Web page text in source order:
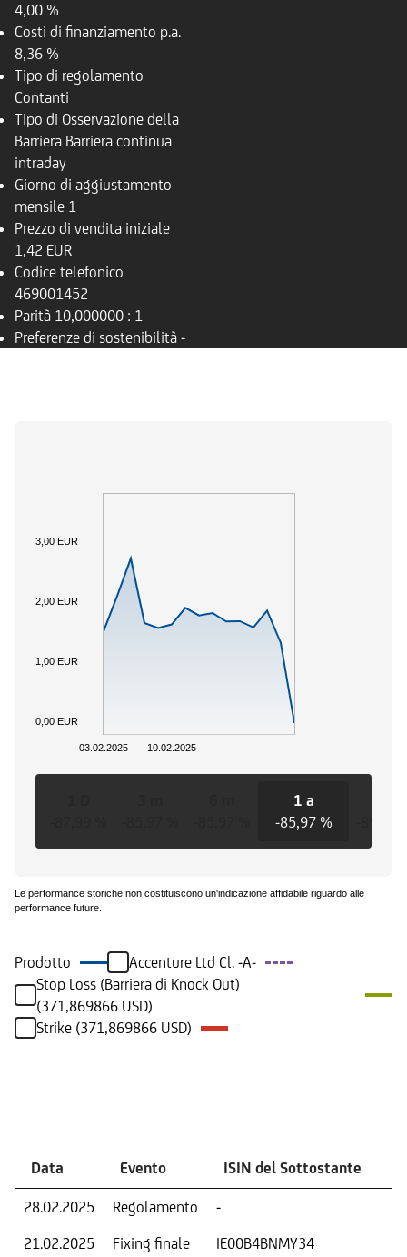
4,00 %
Costi di finanziamento p.a.
8,36 %
Tipo di regolamento
Contanti
Tipo di Osservazione della
Barriera Barriera continua
intraday
Giorno di aggiustamento
mensile 1
Prezzo di vendita iniziale
1,42 EUR
Codice telefonico
469001452
Parità 10,000000 : 1
Preferenze di sostenibilità -
03.02.2025 10.02.2025
0,00 EUR
1,00 EUR
2,00 EUR
3,00 EUR
1 a
-85,97 %
Le performance storiche non costituiscono un'indicazione affidabile riguardo alle
performance future.
Prodotto
Accenture Ltd Cl. -A-
Stop Loss (Barriera di Knock Out)
(371,869866 USD)
Strike (371,869866 USD)
Data Evento ISIN del Sottostante
28.02.2025 Regolamento -
21.02.2025
Fixing finale
IE00B4BNMY34